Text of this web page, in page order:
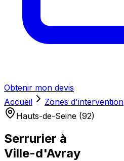
Obtenir mon devis
Accueil
Zones d'intervention
Hauts-de-Seine (92)
Serrurier à
Ville-d'Avray